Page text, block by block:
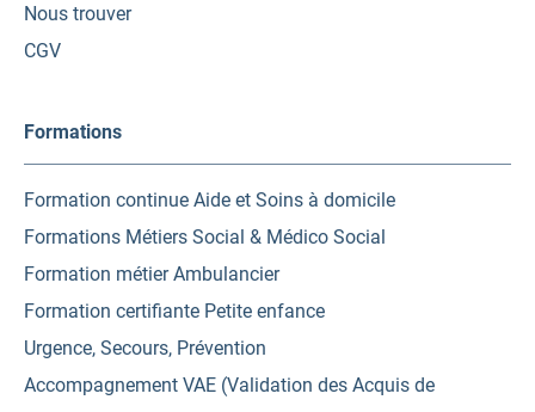
Nous trouver
CGV
Formations
Formation continue Aide et Soins à domicile
Formations Métiers Social & Médico Social
Formation métier Ambulancier
Formation certifiante Petite enfance
Urgence, Secours, Prévention
Accompagnement VAE (Validation des Acquis de